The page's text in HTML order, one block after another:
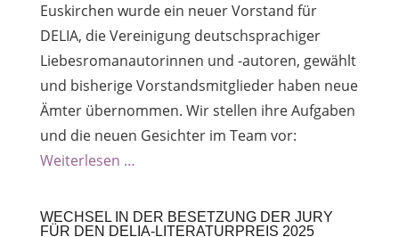
Euskirchen wurde ein neuer Vorstand für
DELIA, die Vereinigung deutschsprachiger
Liebesromanautorinnen und -autoren, gewählt
und bisherige Vorstandsmitglieder haben neue
Ämter übernommen. Wir stellen ihre Aufgaben
und die neuen Gesichter im Team vor:
Weiterlesen …
WECHSEL IN DER BESETZUNG DER JURY
FÜR DEN DELIA-LITERATURPREIS 2025